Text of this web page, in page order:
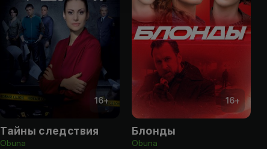
16+
Тайны следствия
Obuna
16+
Блонды
Obuna